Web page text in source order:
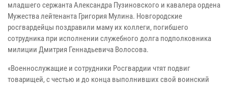
младшего сержанта Александра Пузиновского и кавалера ордена
Мужества лейтенанта Григория Мулина. Новгородские
росгвардейцы поздравили маму их коллеги, погибшего
сотрудника при исполнении служебного долга подполковника
милиции Дмитрия Геннадьевича Волосова.
«Военнослужащие и сотрудники Росгвардии чтят подвиг
товарищей, с честью и до конца выполнивших свой воинский